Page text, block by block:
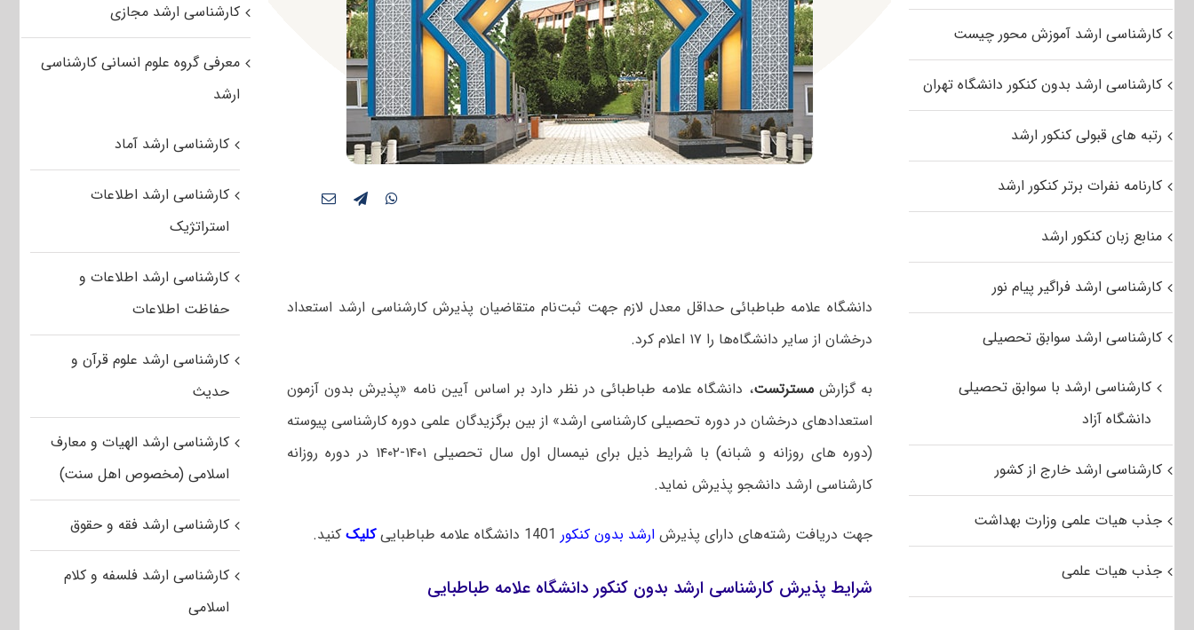
دانشگاه علامه طباطبائی حداقل معدل لازم جهت ثبت‌نام متقاضیان پذیرش کارشناسی ارشد استعداد
درخشان از سایر دانشگاه‌ها را ۱۷ اعلام کرد.
به گزارشمسترتست، دانشگاه علامه طباطبائی در نظر دارد بر اساس آیین نامه «پذیرش بدون آزمون
استعدادهای درخشان در دوره تحصیلی کارشناسی ارشد» از بین برگزیدگان علمی دوره کارشناسی پیوسته
(دوره های روزانه و شبانه) با شرایط ذیل برای نیمسال اول سال تحصیلی ۱۴۰۱-۱۴۰۲ در دوره روزانه
کارشناسی ارشد دانشجو پذیرش نماید.
جهت دریافت رشته‌های دارای پذیرش ارشد بدون کنکور1401 دانشگاه علامه طباطبایی کلیک کنید.
شرایط پذیرش کارشناسی ارشد بدون کنکور دانشگاه علامه طباطبایی
کارشناسی ارشد مجازی
معرفی گروه علوم انسانی کارشناسی
ارشد
کارشناسی ارشد آماد
کارشناسی ارشد اطلاعات
استراتژیک
کارشناسی ارشد اطلاعات و
حفاظت اطلاعات
کارشناسی ارشد علوم قرآن و
حدیث
کارشناسی ارشد الهیات و معارف
اسلامی (مخصوص اهل سنت)
کارشناسی ارشد فقه و حقوق
کارشناسی ارشد فلسفه و کلام
اسلامی
کارشناسی ارشد آموزش محور چیست
کارشناسی ارشد بدون کنکور دانشگاه تهران
رتبه های قبولی کنکور ارشد
کارنامه نفرات برتر کنکور ارشد
منابع زبان کنکور ارشد
کارشناسی ارشد فراگیر پیام نور
کارشناسی ارشد سوابق تحصیلی
کارشناسی ارشد با سوابق تحصیلی
دانشگاه آزاد
کارشناسی ارشد خارج از کشور
جذب هیات علمی وزارت بهداشت
جذب هیات علمی